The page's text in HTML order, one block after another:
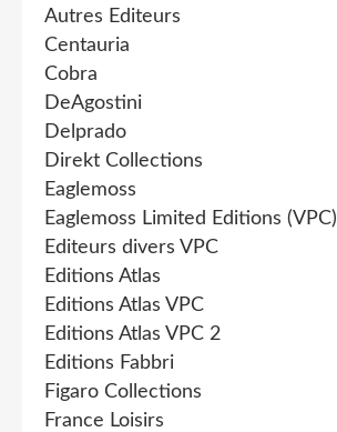
Autres Editeurs
Centauria
Cobra
DeAgostini
Delprado
Direkt Collections
Eaglemoss
Eaglemoss Limited Editions (VPC)
Editeurs divers VPC
Editions Atlas
Editions Atlas VPC
Editions Atlas VPC 2
Editions Fabbri
Figaro Collections
France Loisirs